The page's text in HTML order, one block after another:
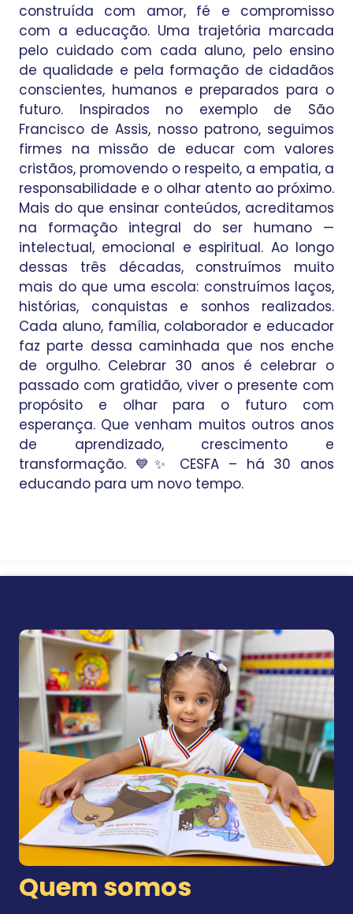
construída com amor, fé e compromisso
com a educação. Uma trajetória marcada
pelo cuidado com cada aluno, pelo ensino
de qualidade e pela formação de cidadãos
conscientes, humanos e preparados para o
futuro. Inspirados no exemplo de São
Francisco de Assis, nosso patrono, seguimos
firmes na missão de educar com valores
cristãos, promovendo o respeito, a empatia, a
responsabilidade e o olhar atento ao próximo.
Mais do que ensinar conteúdos, acreditamos
na formação integral do ser humano —
intelectual, emocional e espiritual. Ao longo
dessas três décadas, construímos muito
mais do que uma escola: construímos laços,
histórias, conquistas e sonhos realizados.
Cada aluno, família, colaborador e educador
faz parte dessa caminhada que nos enche
de orgulho. Celebrar 30 anos é celebrar o
passado com gratidão, viver o presente com
propósito e olhar para o futuro com
esperança. Que venham muitos outros anos
de aprendizado, crescimento e
transformação. 💙✨ CESFA – há 30 anos
educando para um novo tempo.
Quem somos